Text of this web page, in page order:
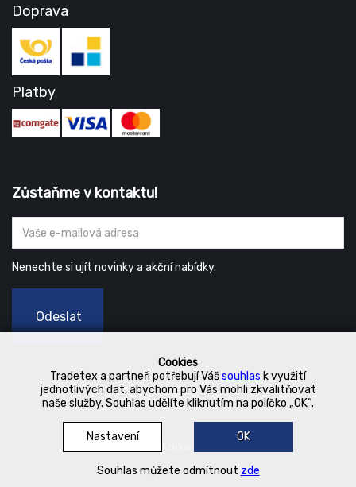
Cookies
Tradetex a partneři potřebují Vášsouhlas k využití
jednotlivých dat, abychom pro Vás mohli zkvalitňovat
naše služby. Souhlas udělíte kliknutím na políčko „OK“.
Nastavení OK
Souhlas můžete odmítnout zde
Doprava
Platby
Zůstaňme v kontaktu!
Nenechte si ujít novinky a akční nabídky.
Odeslat